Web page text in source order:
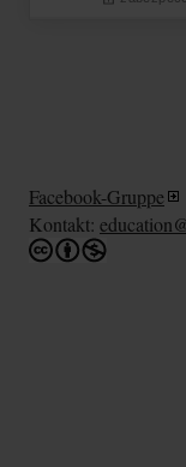
Facebook-Gruppe
Kontakt: